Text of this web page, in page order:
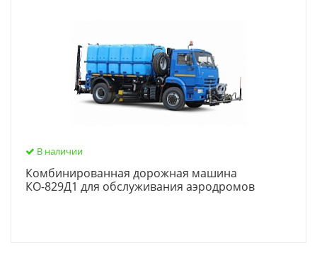
В наличии
Комбинированная дорожная машина
КО-829Д1 для обслуживания аэродромов